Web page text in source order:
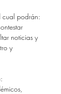
cual podrán:
noticias y
y